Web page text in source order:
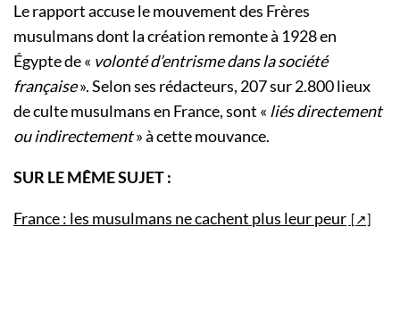
Le rapport accuse le mouvement des Frères
musulmans dont la création remonte à 1928 en
Égypte de « volonté d’entrisme dans la société
française». Selon ses rédacteurs, 207 sur 2.800 lieux
de culte musulmans en France, sont « liés directement
ou indirectement» à cette mouvance.
SUR LE MÊME SUJET :
France : les musulmans ne cachent plus leur peur